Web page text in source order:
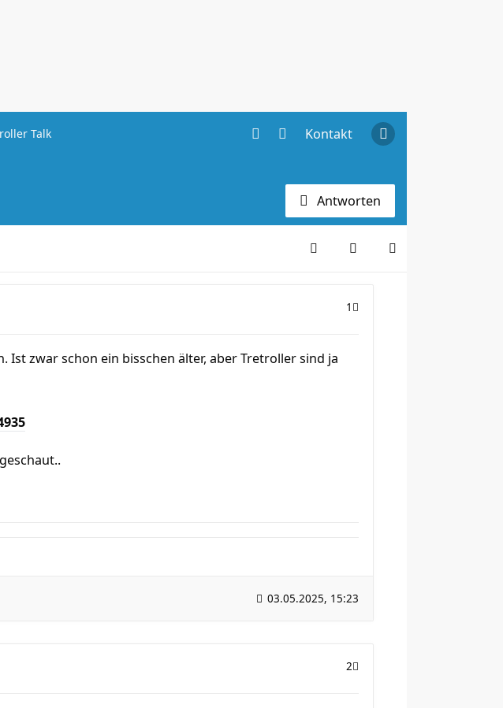
Kontakt
Talk
Antworten
1
zwar schon ein bisschen älter, aber Tretroller sind ja
03.05.2025, 15:23
2